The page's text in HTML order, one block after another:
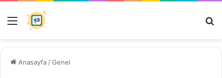
Menü
Anasayfa /Genel